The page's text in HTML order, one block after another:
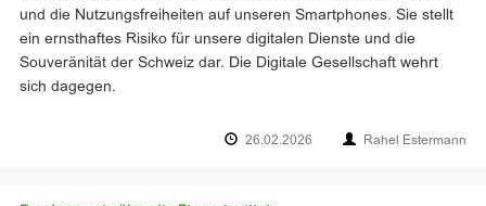
und die Nutzungsfreiheiten auf unseren Smartphones. Sie stellt
ein ernsthaftes Risiko für unsere digitalen Dienste und die
Souveränität der Schweiz dar. Die Digitale Gesellschaft wehrt
sich dagegen.
26.02.2026 Rahel Estermann